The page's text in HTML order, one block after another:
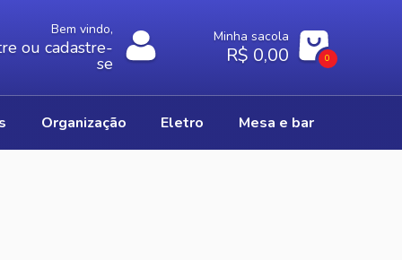
Bem vindo,
ou cadastre-
se
Minha sacola
R$ 0,00 0
organização eletro mesa e bar